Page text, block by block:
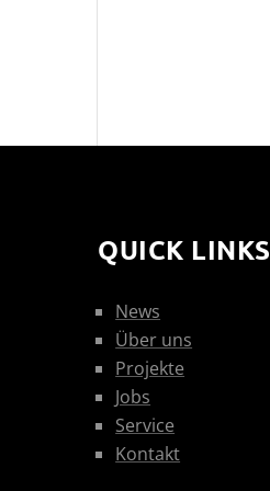
QUICK LINKS
News
Über uns
Projekte
Jobs
Service
Kontakt